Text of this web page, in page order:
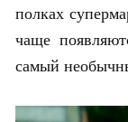
полках
чаще
самый